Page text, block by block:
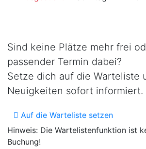
Sind keine Plätze mehr frei
passender Termin dabei?
Setze dich auf die Warteliste
Neuigkeiten sofort informiert.
Auf die Warteliste setzen
Hinweis: Die Wartelistenfunktion ist
Buchung!